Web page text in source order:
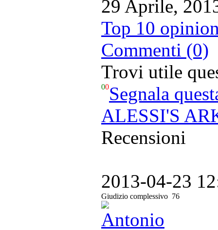
29 Aprile,
Top 10
Commenti (0)
Trovi utile
00Segnala
ALESSI'S
Recensioni
2013-04-23
Giudizio complessivo 76